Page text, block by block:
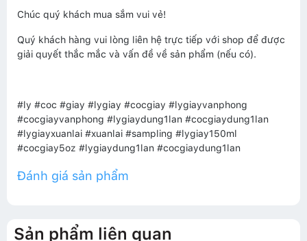
Chúc quý khách mua sắm vui vẻ!
Quý khách hàng vui lòng liên hệ trực tiếp với shop để được
giải quyết thắc mắc và vấn đề về sản phẩm (nếu có).
#ly #coc #giay #lygiay #cocgiay #lygiayvanphong
#cocgiayvanphong #lygiaydung1lan #cocgiaydung1lan
#lygiayxuanlai #xuanlai #sampling #lygiay150ml
#cocgiay5oz #lygiaydung1lan #cocgiaydung1lan
Đánh giá sản phẩm
Sản phẩm liên quan